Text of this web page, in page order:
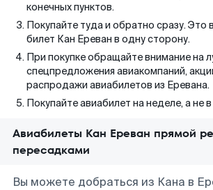
конечных пунктов.
Покупайте туда и обратно сразу. Это
билет Кан Ереван в одну сторону.
При покупке обращайте внимание на
спецпредложения авиакомпаний,
распродажи авиабилетов из Еревана.
Покупайте авиабилет на неделе, а не
Авиабилеты Кан Ереван прямой
пересадками
Вы можете добраться из Кана в